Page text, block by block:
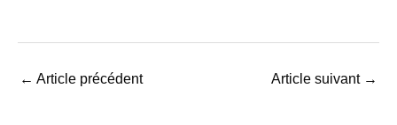
← Article précédent Article suivant →